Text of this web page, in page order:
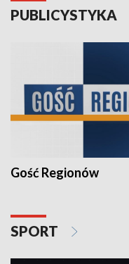
PUBLICYSTYKA
Gość Regionów
SPORT